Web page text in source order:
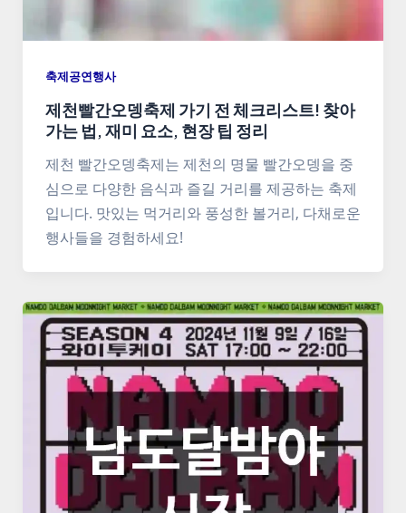
축제공연행사
제천빨간오뎅축제 가기 전 체크리스트! 찾아
가는 법, 재미 요소, 현장 팁 정리
제천 빨간오뎅축제는 제천의 명물 빨간오뎅을 중
심으로 다양한 음식과 즐길 거리를 제공하는 축제
입니다. 맛있는 먹거리와 풍성한 볼거리, 다채로운
행사들을 경험하세요!